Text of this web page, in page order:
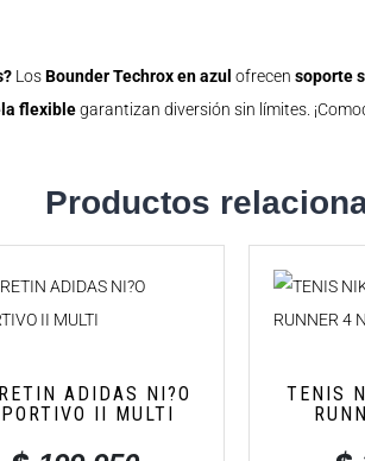
LosBounder Techrox en azul ofrecen soporte
flexiblegarantizan diversión sin límites.
Productos
ADIDAS NI?O
II MULTI
TENIS